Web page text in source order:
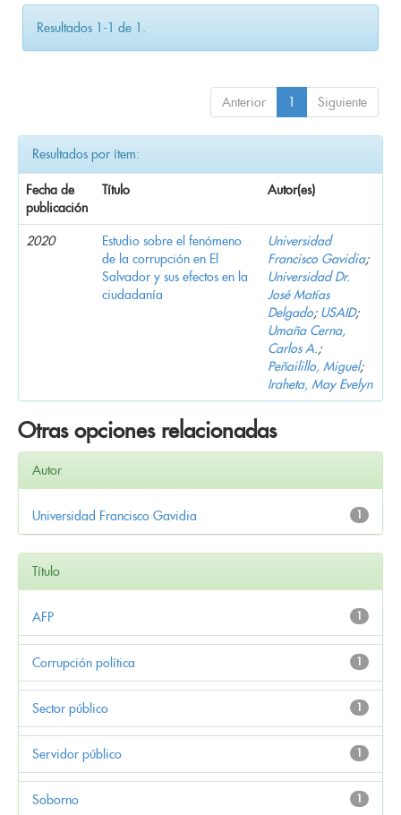
Resultados 1-1 de 1.
Anterior 1 Siguiente
Resultados por ítem:
Fecha de
publicación
Título Autor(es)
2020
Estudio sobre el fenómeno
de la corrupción en El
Salvador y sus efectos en la
ciudadanía
Universidad
Francisco Gavidia;
Universidad Dr.
José Matías
Delgado; USAID;
Umaña Cerna,
Carlos A.;
Peñailillo, Miguel;
Iraheta, May Evelyn
Otras opciones relacionadas
Autor
1
Universidad Francisco Gavidia
Título
1
AFP
1
Corrupción política
1
Sector público
1
Servidor público
1
Soborno